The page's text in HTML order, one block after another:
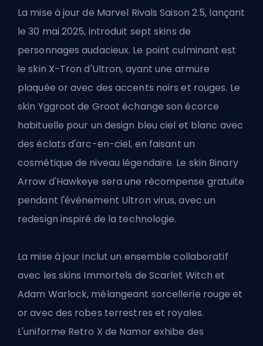
La mise à jour de Marvel Rivals Saison 2.5, lançant
le 30 mai 2025, introduit sept skins de
personnages audacieux. Le point culminant est
le skin X-Tron d'Ultron, ayant une armure
plaquée or avec des accents noirs et rouges. Le
skin Yggroot de Groot échange son écorce
habituelle pour un design bleu ciel et blanc avec
des éclats d'arc-en-ciel, en faisant un
cosmétique de niveau légendaire. Le skin Binary
Arrow d'Hawkeye sera une récompense gratuite
pendant l'événement Ultron virus, avec un
redesign inspiré de la technologie.
La mise à jour inclut un ensemble collaboratif
avec les skins Immortels de Scarlet Witch et
Adam Warlock, mélangeant sorcellerie rouge et
or avec des robes terrestres et royales.
L'uniforme Retro X de Namor exhibe des